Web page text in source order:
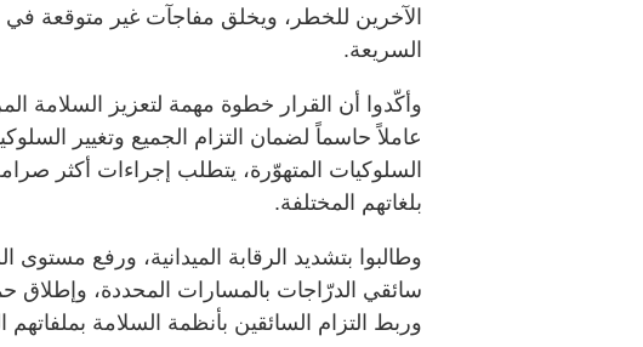
الآخرين للخطر، ويخلق مفاجآت غير متوقعة
السريعة.
وأكّدوا أن القرار خطوة مهمة لتعزيز السلامة
عاملاً حاسماً لضمان التزام الجميع وتغيير
السلوكيات المتهوّرة، يتطلب إجراءات أكثر
بلغاتهم المختلفة.
وطالبوا بتشديد الرقابة الميدانية، ورفع مستوى
سائقي الدرّاجات بالمسارات المحددة،
وربط التزام السائقين بأنظمة السلامة